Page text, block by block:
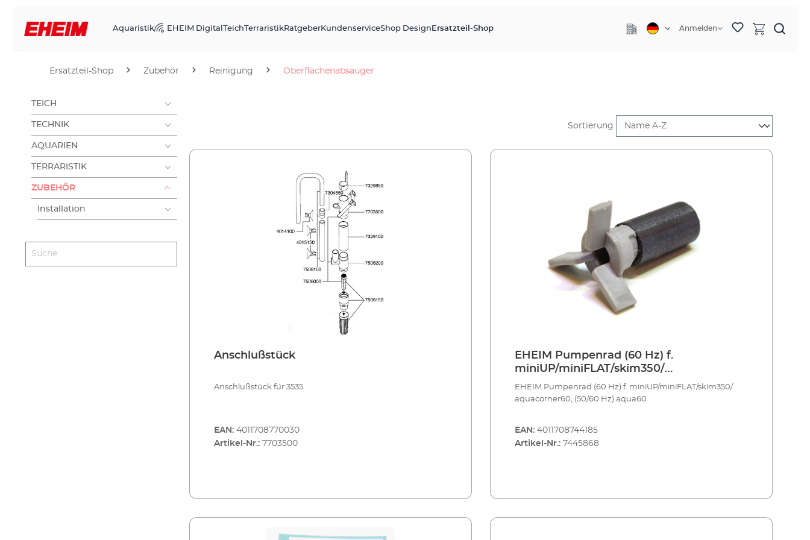
Aquaristik EHEIM Digital TeichTerraristikRatgeberKundenserviceShop Design Ersatzteil-Shop Anmelden
Ersatzteil-Shop Zubehör Reinigung Oberflächenabsauger
TEICH
TECHNIK
AQUARIEN
TERRARISTIK
ZUBEHÖR
Installation
Sortierung
Anschlußstück
Anschlußstück für 3535
EAN: 4011708770030
Artikel-Nr.: 7703500
EHEIM Pumpenrad (60 Hz) f.
miniUP/miniFLAT/skim350/
aquacorner60, (50/60 Hz) aqua60
EHEIM Pumpenrad (60 Hz) f. miniUP/miniFLAT/skim350/
aquacorner60, (50/60 Hz) aqua60
EAN: 4011708744185
Artikel-Nr.: 7445868